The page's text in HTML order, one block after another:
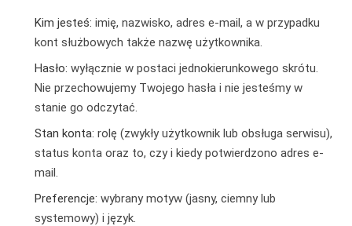
Kim jesteś: imię, nazwisko, adres e-mail, a w przypadku
kont służbowych także nazwę użytkownika.
Hasło: wyłącznie w postaci jednokierunkowego skrótu.
Nie przechowujemy Twojego hasła i nie jesteśmy w
stanie go odczytać.
Stan konta: rolę (zwykły użytkownik lub obsługa serwisu),
status konta oraz to, czy i kiedy potwierdzono adres e-
mail.
Preferencje: wybrany motyw (jasny, ciemny lub
systemowy) i język.